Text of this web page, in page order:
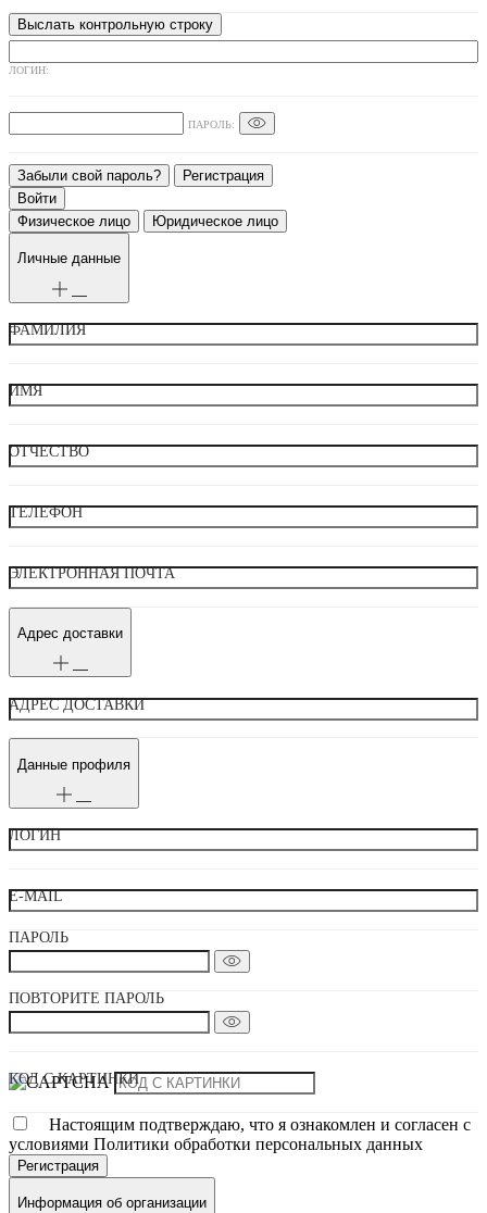
ЛОГИН:
ПАРОЛЬ:
Забыли свой пароль? Регистрация
Физическое лицо Юридическое лицо
Личные данные
ФАМИЛИЯ
ИМЯ
ОТЧЕСТВО
ТЕЛЕФОН
ЭЛЕКТРОННАЯ ПОЧТА
Адрес доставки
АДРЕС ДОСТАВКИ
Данные профиля
ЛОГИН
E-MAIL
ПАРОЛЬ
ПОВТОРИТЕ ПАРОЛЬ
КОД С КАРТИНКИ
Настоящим подтверждаю, что я ознакомлен и согласен с
условиями Политики обработки персональных данных
Информация об организации